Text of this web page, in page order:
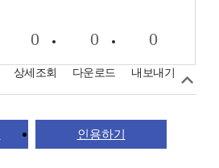
0
상세조회
0
다운로드
0
내보내기
인용하기